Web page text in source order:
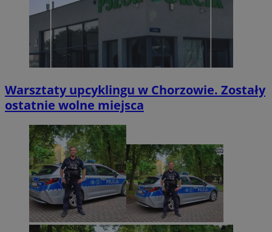
Warsztaty upcyklingu w Chorzowie. Zostały
ostatnie wolne miejsca